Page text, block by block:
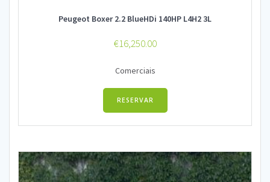
Peugeot Boxer 2.2 BlueHDi 140HP L4H2 3L
€16,250.00
Comerciais
RESERVAR